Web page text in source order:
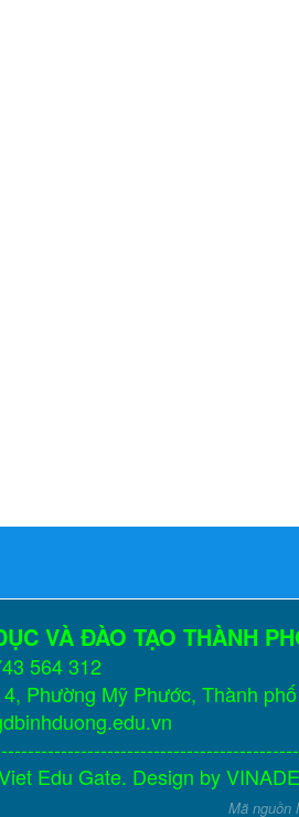
VÀ ĐÀO TẠO THÀNH
564 312
Phường Mỹ Phước, Thành
Edu Gate. Design by
Mã nguồn